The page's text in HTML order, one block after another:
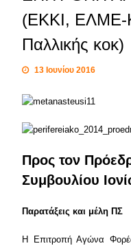
(ΕΚΚΙ, ΕΛΜΕ-
Παλλικής κοκ)
13 Ιουνίου 2016
Προς τον
Συμβουλίου
Παρατάξεις και μέλη ΠΣ
Η Επιτροπή Αγώνα